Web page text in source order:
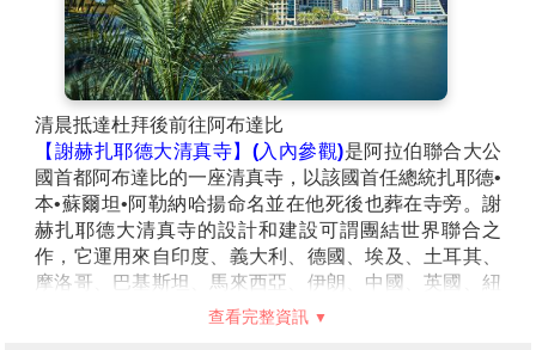
清晨抵達杜拜後前往阿布達比
【謝赫扎耶德大清真寺】(入內參觀)是阿拉伯聯合大公
國首都阿布達比的一座清真寺，以該國首任總統扎耶德•
本•蘇爾坦•阿勒納哈揚命名並在他死後也葬在寺旁。謝
赫扎耶德大清真寺的設計和建設可謂團結世界聯合之
作，它運用來自印度、義大利、德國、埃及、土耳其、
摩洛哥、巴基斯坦、馬來西亞、伊朗、中國、英國、紐
西蘭、馬其頓和阿拉伯聯合大公國等國家的藝術工匠和
查看完整資訊